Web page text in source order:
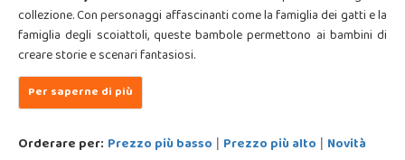
collezione. Con personaggi affascinanti come la famiglia dei gatti e la
famiglia degli scoiattoli, queste bambole permettono ai bambini di
creare storie e scenari fantasiosi.
Orderare per: Prezzo più basso | Prezzo più alto | Novità